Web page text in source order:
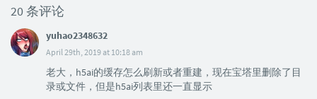
20 条评论
yuhao2348632
April 29th, 2019 at 10:18 am
老大，h5ai的缓存怎么刷新或者重建，现在宝塔里删除了目
录或文件，但是h5ai列表里还一直显示